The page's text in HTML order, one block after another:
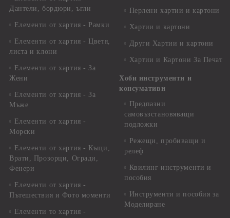
Дантели, бордюри, ъгли
Елементи от хартия - Рамки
Елементи от хартия - Цветя,
листа и клони
Елементи от хартия - За
Жени
Елементи от хартия - За
Мъже
Елементи от хартия -
Морски
Елементи от хартия - Къщи,
Врати, Прозорци, Огради,
Фенери
Елементи от хартия -
Пътешествия и Фото моменти
Елементи то хартия -
Перлени хартии и картони
Хартии и картони
Други Хартии и картони
Хартии и Картони За Печат
Хоби инструменти и
консумативи
Предпазни
самовъзстановяващи
подложки
Режещи, пробиващи и
релеф
Квилинг инструменти и
пособия
Инструменти и пособия за
Моделиране